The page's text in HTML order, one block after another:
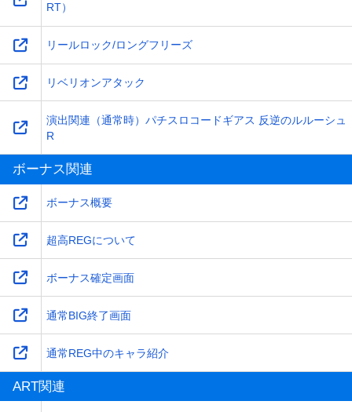
RT）
リールロック/ロングフリーズ
リベリオンアタック
演出関連（通常時）パチスロコードギアス 反逆のルルーシュ
R
ボーナス関連
ボーナス概要
超高REGについて
ボーナス確定画面
通常BIG終了画面
通常REG中のキャラ紹介
ART関連